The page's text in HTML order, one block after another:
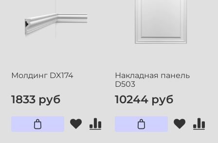
Молдинг DX174
1833 руб
Накладная панель
D503
10244 руб